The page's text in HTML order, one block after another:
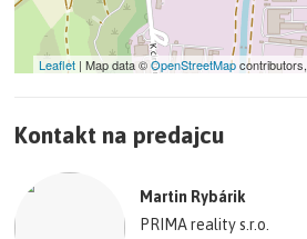
−
©OpenStreetMap
Leaflet| Map data ©OpenStreetMapcontributors,
Kontakt na predajcu
Martin Rybárik
PRIMA reality s.r.o.